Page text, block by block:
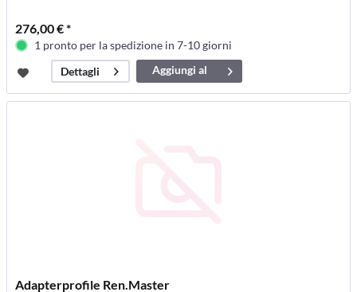
276,00 € *
1 pronto per la spedizione in 7-10 giorni
Dettagli
Aggiungi al
carrello
Adapterprofile Ren.Master